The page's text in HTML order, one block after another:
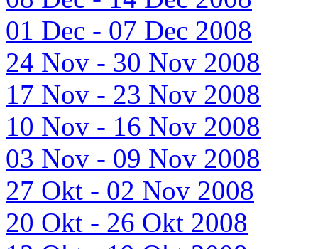
01 Dec - 07 Dec 2008
24 Nov - 30 Nov 2008
17 Nov - 23 Nov 2008
10 Nov - 16 Nov 2008
03 Nov - 09 Nov 2008
27 Okt - 02 Nov 2008
20 Okt - 26 Okt 2008